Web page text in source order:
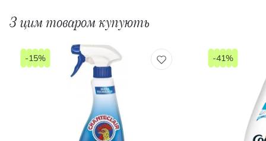
З цим товаром купують
-15% -41%